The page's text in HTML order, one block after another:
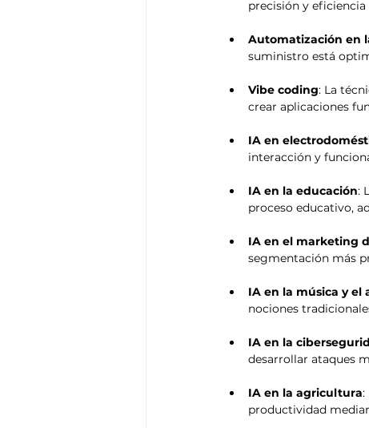
precisión y
Automatización en
suministro está
Vibe coding: La
crear aplicaciones
IA en
interacción y
IA en la educación:
proceso educativo,
IA en el marketing
segmentación más
IA en la música y el
nociones
IA en la
desarrollar ataques
IA en la agricultura:
productividad